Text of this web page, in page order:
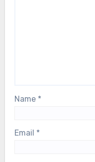
Name *
Email *